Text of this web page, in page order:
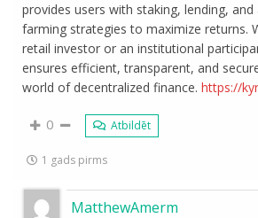
provides users with staking, lending,
farming strategies to maximize returns.
retail investor or an institutional
ensures efficient, transparent, and
world of decentralized finance.https://
0 Atbildēt
1 gads pirms
MatthewAmerm